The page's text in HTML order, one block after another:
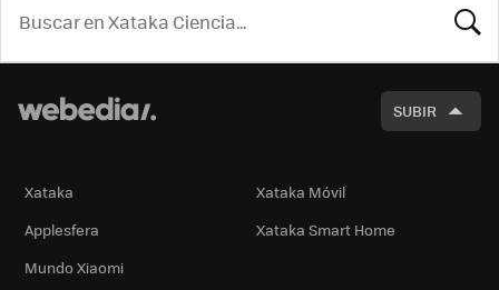
SUBIR
Xataka
Xataka Móvil
Applesfera
Xataka Smart Home
Mundo Xiaomi